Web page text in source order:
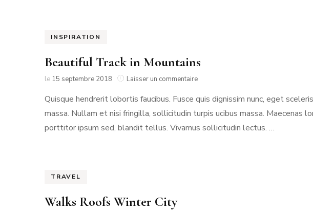
INSPIRATION
Beautiful Track in Mountains
le 15 septembre 2018 Laisser un commentairesur
Track
Mountains
Quisque hendrerit lobortis faucibus. Fusce quis dignissim nunc, eget
massa. Nullam et nisi fringilla, sollicitudin turpis ucibus massa. Maecenas
porttitor ipsum sed, blandit tellus. Vivamus sollicitudin lectus. …
TRAVEL
Walks Roofs Winter City